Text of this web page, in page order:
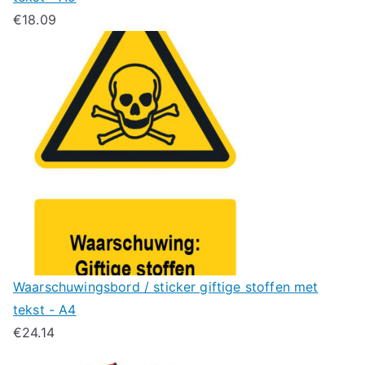
€18.09
Waarschuwingsbord / sticker giftige stoffen met
tekst - A4
€24.14